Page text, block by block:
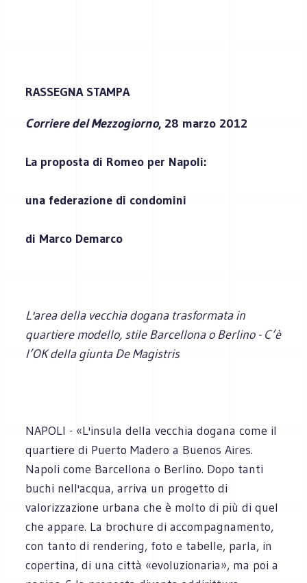
RASSEGNA STAMPA
Corriere del Mezzogiorno, 28 marzo 2012
La proposta di Romeo per Napoli:
una federazione di condomini
di Marco Demarco
L'area della vecchia dogana trasformata in
quartiere modello, stile Barcellona o Berlino - C’è
l’OK della giunta De Magistris
NAPOLI - «L'insula della vecchia dogana come il
quartiere di Puerto Madero a Buenos Aires.
Napoli come Barcellona o Berlino. Dopo tanti
buchi nell'acqua, arriva un progetto di
valorizzazione urbana che è molto di più di quel
che appare. La brochure di accompagnamento,
con tanto di rendering, foto e tabelle, parla, in
copertina, di una città «evoluzionaria», ma poi a